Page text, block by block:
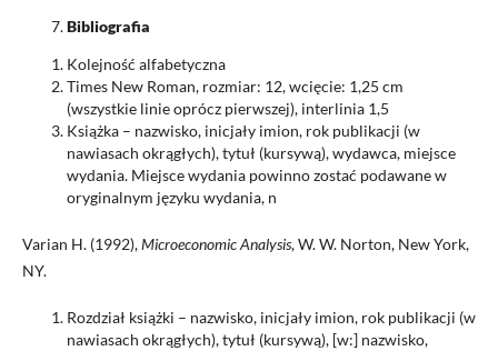
Bibliografia
Kolejność alfabetyczna
Times New Roman, rozmiar: 12, wcięcie: 1,25 cm
(wszystkie linie oprócz pierwszej), interlinia 1,5
Książka – nazwisko, inicjały imion, rok publikacji (w
nawiasach okrągłych), tytuł (kursywą), wydawca, miejsce
wydania. Miejsce wydania powinno zostać podawane w
oryginalnym języku wydania, n
Varian H. (1992),Microeconomic Analysis, W. W. Norton, New York,
NY.
Rozdział książki – nazwisko, inicjały imion, rok publikacji (w
nawiasach okrągłych), tytuł (kursywą), [w:] nazwisko,